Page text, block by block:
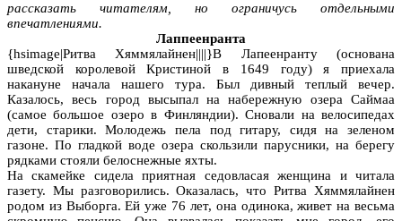
рассказать читателям, но ограничусь отдельными
впечатлениями.
Лаппеенранта
{hsimage|Ритва Хяммялайнен||||}В Лапеенранту (основана
шведской королевой Кристиной в 1649 году) я приехала
накануне начала нашего тура. Был дивный теплый вечер.
Казалось, весь город высыпал на набережную озера Саймаа
(самое большое озеро в Финляндии). Сновали на велосипедах
дети, старики. Молодежь пела под гитару, сидя на зеленом
газоне. По гладкой воде озера скользили парусники, на берегу
рядками стояли белоснежные яхты.
На скамейке сидела приятная седовласая женщина и читала
газету. Мы разговорились. Оказалась, что Ритва Хяммялайнен
родом из Выборга. Ей уже 76 лет, она одинока, живет на весьма